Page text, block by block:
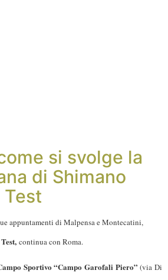
si svolge la
di Shimano
Test
appuntamenti di Malpensa e Montecatini,
continua con Roma.
Sportivo “Campo Garofali Piero” (via Di